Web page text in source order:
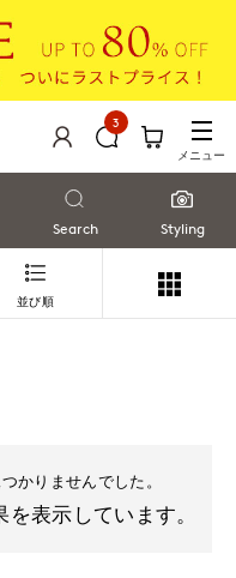
3
メニュー
Search Styling
並び順